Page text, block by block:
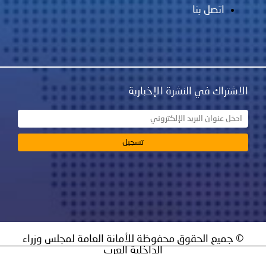
اتصل بنا
الاشتراك في النشرة الإخبارية
© جميع الحقوق محفوظة للأمانة العامة لمجلس وزراء
الداخلية العرب